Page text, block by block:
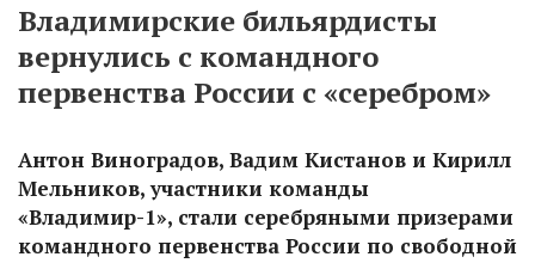
Владимирские бильярдисты
вернулись с командного
первенства России с «серебром»
Антон Виноградов, Вадим Кистанов и Кирилл
Мельников, участники команды
«Владимир-1», стали серебряными призерами
командного первенства России по свободной